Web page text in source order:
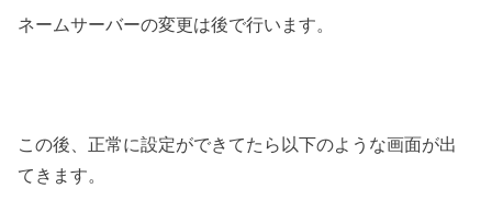
ネームサーバーの変更は後で行います。
この後、正常に設定ができてたら以下のような画面が出
てきます。